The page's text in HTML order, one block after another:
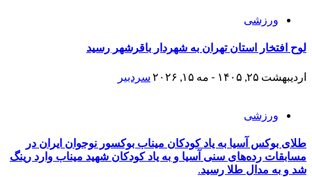
ورزشی
لوح افتخار استان تهران به شهردار باقرشهر رسید
اردیبهشت ۲۵, ۱۴۰۵ - مه ۱۵, ۲۰۲۶ سردبیر
ورزشی
طلای بوکس آسیا به یاد کودکان میناب بوکسور نوجوان ایران در
مسابقات رده‌های سنی آسیا و به یاد کودکان شهید میناب وارد رینگ
شد و به مدال طلا رسید.